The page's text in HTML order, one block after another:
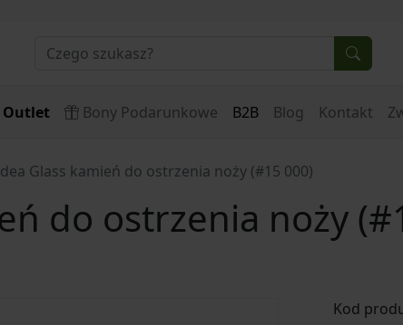
Outlet Bony Podarunkowe B2B Blog Kontakt
Glass kamień do ostrzenia noży (#15 000)
do ostrzenia noży
Kod